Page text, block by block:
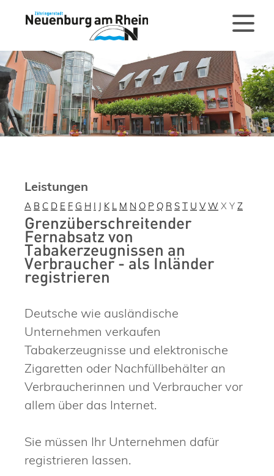
Leistungen
A B C D E F G H I J K L M N O P Q R S T U V W X Y Z
Grenzüberschreitender
Fernabsatz von
Tabakerzeugnissen an
Verbraucher - als Inländer
registrieren
Deutsche wie ausländische
Unternehmen verkaufen
Tabakerzeugnisse und elektronische
Zigaretten oder Nachfüllbehälter an
Verbraucherinnen und Verbraucher vor
allem über das Internet.
Sie müssen Ihr Unternehmen dafür
registrieren lassen.